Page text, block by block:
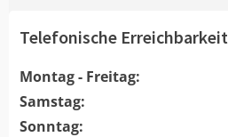
Telefonische Erreichbarkeit
Montag - Freitag:
Samstag:
Sonntag: